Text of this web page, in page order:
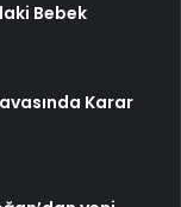
Bebek
Karar